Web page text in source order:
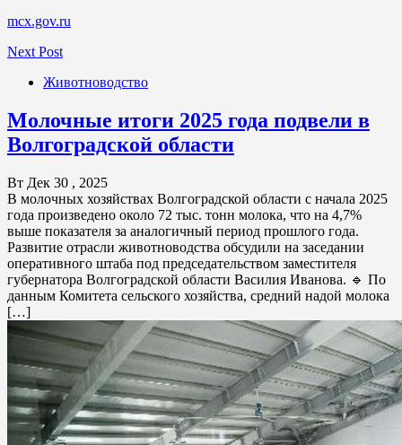
mcx.gov.ru
Next Post
Животноводство
Молочные итоги 2025 года подвели в
Волгоградской области
Вт Дек 30 , 2025
В молочных хозяйствах Волгоградской области с начала 2025
года произведено около 72 тыс. тонн молока, что на 4,7%
выше показателя за аналогичный период прошлого года.
Развитие отрасли животноводства обсудили на заседании
оперативного штаба под председательством заместителя
губернатора Волгоградской области Василия Иванова. 🔹 По
данным Комитета сельского хозяйства, средний надой молока
[…]